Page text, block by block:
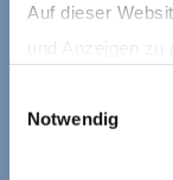
Auf dieser
Website zu
Notwendig
schief
Schritt